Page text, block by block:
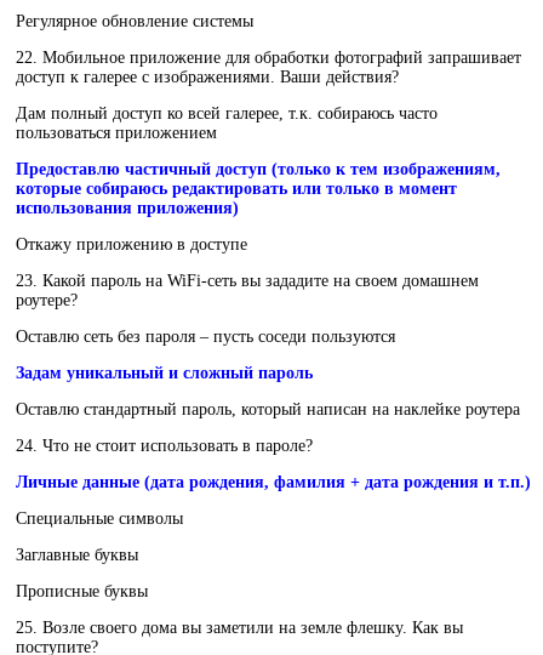
Регулярное обновление системы
22. Мобильное приложение для обработки фотографий запрашивает
доступ к галерее с изображениями. Ваши действия?
Дам полный доступ ко всей галерее, т.к. собираюсь часто
пользоваться приложением
Предоставлю частичный доступ (только к тем изображениям,
которые собираюсь редактировать или только в момент
использования приложения)
Откажу приложению в доступе
23. Какой пароль на WiFi-сеть вы зададите на своем домашнем
роутере?
Оставлю сеть без пароля – пусть соседи пользуются
Задам уникальный и сложный пароль
Оставлю стандартный пароль, который написан на наклейке роутера
24. Что не стоит использовать в пароле?
Личные данные (дата рождения, фамилия + дата рождения и т.п.)
Специальные символы
Заглавные буквы
Прописные буквы
25. Возле своего дома вы заметили на земле флешку. Как вы
поступите?